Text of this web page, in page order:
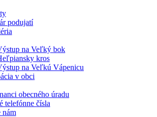
podujatí
na Veľký bok
kros
na Veľkú Vápenicu
v obci
obecného úradu
telefónne čísla
nám